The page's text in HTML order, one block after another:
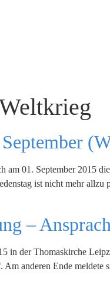
am 01. September 2015
ist nicht mehr
–
in der Thomaskirche
anderen Ende